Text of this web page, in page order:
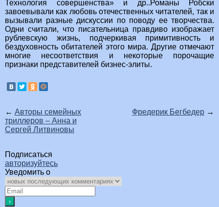
Технология совершенства» и др..Романы Робски
завоевывали как любовь отечественных читателей, так и
вызывали разные дискуссии по поводу ее творчества.
Одни считали, что писательница правдиво изображает
рублевскую жизнь, подчеркивая примитивность и
бездуховность обитателей этого мира. Другие отмечают
многие несоответствия и некоторые порочащие
признаки представителей бизнес-элиты.
← Авторы семейных
триллеров – Анна и
Сергей Литвиновы
Фредерик Бегбедер →
Подписаться
авторизуйтесь
Уведомить о